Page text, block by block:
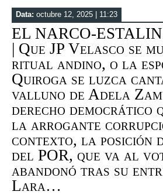
Data: octubre 12, 2025 | 11:23
EL NARCO-
| Que JP Velasco se
ritual andino, o la
Quiroga se luzca
valluno de Adela
derecho democrático
la arrogante
contexto, la posición
del POR, que va al
abandonó tras su
Lara…